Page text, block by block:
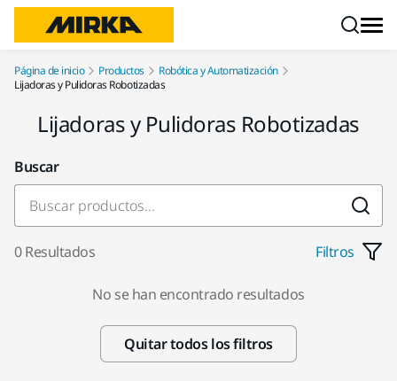
Página de inicio Productos
Robótica y Automatización
Lijadoras y Pulidoras Robotizadas
Lijadoras y Pulidoras Robotizadas
Buscar
0 Resultados Filtros
No se han encontrado resultados
Quitar todos los filtros